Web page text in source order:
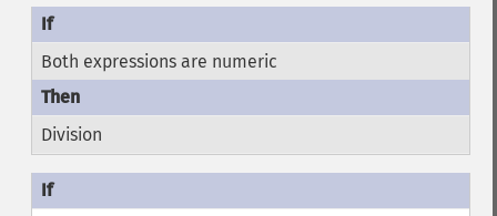
Both expressions are numeric
Division